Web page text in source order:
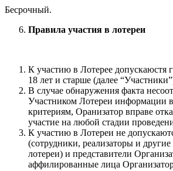
Бесрочный.
Правила участия в лотереи
К участию в Лотерее допускаюстя
18 лет и старше (далее
В случае обнаружения факта
Участником Лотереи информации
критериям, Оранизатор вправе
участие на любой стадии
К участию в Лотереи не
(сотрудники, реализаторы и другие
лотереи) и представители
аффилированные лица